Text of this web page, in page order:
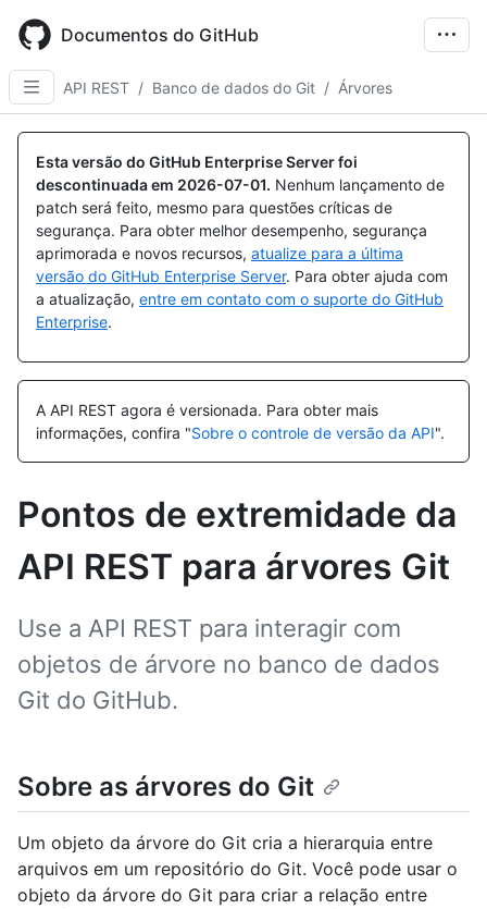
main
content
Documentos do GitHub
API REST / Banco de dados do Git / Árvores
Esta versão do GitHub Enterprise Server foi
descontinuada em 2026-07-01. Nenhum lançamento de
patch será feito, mesmo para questões críticas de
segurança. Para obter melhor desempenho, segurança
aprimorada e novos recursos, atualize para a última
versão do GitHub Enterprise Server. Para obter ajuda com
a atualização, entre em contato com o suporte do GitHub
Enterprise.
A API REST agora é versionada. Para obter mais
informações, confira "Sobre o controle de versão da API".
Pontos de extremidade da
API REST para árvores Git
Use a API REST para interagir com
objetos de árvore no banco de dados
Git do GitHub.
Sobre as árvores do Git
Um objeto da árvore do Git cria a hierarquia entre
arquivos em um repositório do Git. Você pode usar o
objeto da árvore do Git para criar a relação entre
Nome,
Tipo,
Descrição
Nome,
Tipo,
Descrição
Nome,
Tipo,
Descrição
Nome,
Tipo,
Descrição
Nome,
Tipo,
Descrição
Nome,
Tipo,
Descrição